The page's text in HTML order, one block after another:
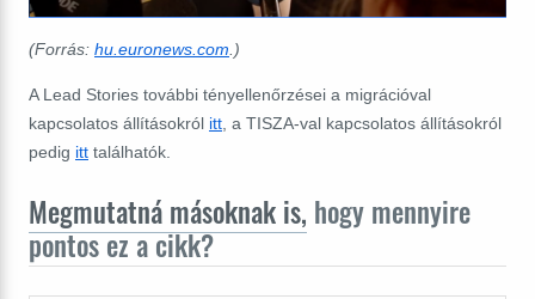
(Forrás: hu.euronews.com .)
A Lead Stories további tényellenőrzései a migrációval
kapcsolatos állításokról itt , a TISZA-val kapcsolatos állításokról
pedig itt találhatók.
Megmutatná másoknak is, hogy mennyire
pontos ez a cikk?